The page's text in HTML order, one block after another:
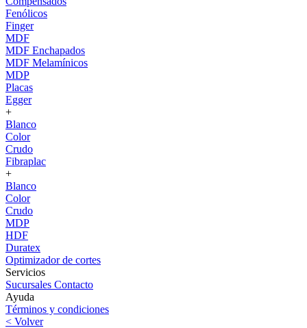
Fenólicos
Finger
MDF
MDF Enchapados
MDF Melamínicos
MDP
Placas
Egger
+
Blanco
Color
Crudo
Fibraplac
+
Blanco
Color
Crudo
MDP
HDF
Duratex
Optimizador de cortes
Servicios
Sucursales Contacto
Ayuda
Términos y condiciones
< Volver